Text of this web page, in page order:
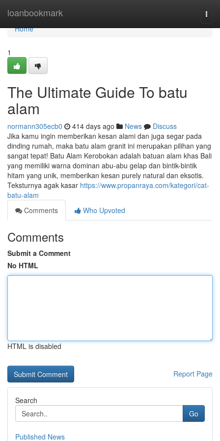
loanbookmark
Home
Home
1
The Ultimate Guide To batu
alam
normann305ecb0 414 days ago News
Discuss
Jika kamu ingin memberikan kesan alami dan juga segar pada
dinding rumah, maka batu alam granit ini merupakan pilihan yang
sangat tepat! Batu Alam Kerobokan adalah batuan alam khas Bali
yang memiliki warna dominan abu-abu gelap dan bintik-bintik
hitam yang unik, memberikan kesan purely natural dan eksotis.
Teksturnya agak kasar https://www.propanraya.com/kategori/cat-
batu-alam
Comments
Who Upvoted
Comments
Submit a Comment
No HTML
HTML is disabled
Report Page
Search
Go
Published News